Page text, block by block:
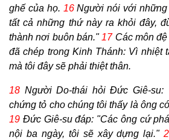
ghế của họ. 16Người nói với những
tất cả những thứ này ra khỏi đây,
thành nơi buôn bán." 17Các môn
đã chép trong Kinh Thánh: Vì nhiệt
mà tôi đây sẽ phải thiệt thân.
18 Người Do-thái hỏi Đức Giê-su:
chứng tỏ cho chúng tôi thấy là ông
19 Đức Giê-su đáp: "Các ông cứ
nội ba ngày, tôi sẽ xây dựng lại."